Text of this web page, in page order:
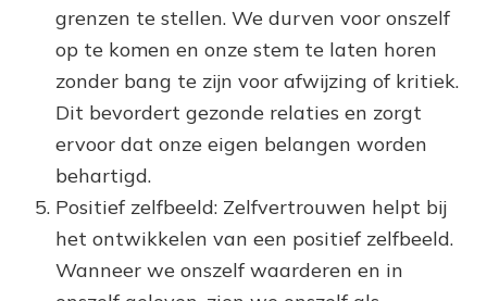
grenzen te stellen. We durven voor onszelf
op te komen en onze stem te laten horen
zonder bang te zijn voor afwijzing of kritiek.
Dit bevordert gezonde relaties en zorgt
ervoor dat onze eigen belangen worden
behartigd.
Positief zelfbeeld: Zelfvertrouwen helpt bij
het ontwikkelen van een positief zelfbeeld.
Wanneer we onszelf waarderen en in